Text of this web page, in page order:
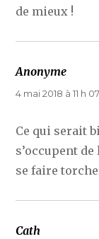
de mieux !
Anonyme
4 mai 2018 à 11 h
Ce qui serait
s’occupent
se faire
Cath